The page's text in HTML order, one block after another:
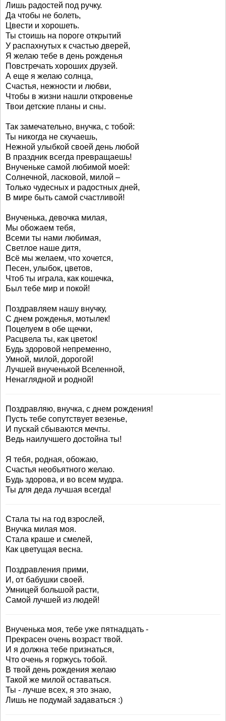
Лишь радостей под ручку.
Да чтобы не болеть,
Цвести и хорошеть.
Ты стоишь на пороге открытий
У распахнутых к счастью дверей,
Я желаю тебе в день рожденья
Повстречать хороших друзей.
А еще я желаю солнца,
Счастья, нежности и любви,
Чтобы в жизни нашли откровенье
Твои детские планы и сны.
Так замечательно, внучка, с тобой:
Ты никогда не скучаешь,
Нежной улыбкой своей день любой
В праздник всегда превращаешь!
Внученьке самой любимой моей:
Солнечной, ласковой, милой –
Только чудесных и радостных дней,
В мире быть самой счастливой!
Внученька, девочка милая,
Мы обожаем тебя,
Всеми ты нами любимая,
Светлое наше дитя,
Всё мы желаем, что хочется,
Песен, улыбок, цветов,
Чтоб ты играла, как кошечка,
Был тебе мир и покой!
Поздравляем нашу внучку,
С днем рожденья, мотылек!
Поцелуем в обе щечки,
Расцвела ты, как цветок!
Будь здоровой непременно,
Умной, милой, дорогой!
Лучшей внученькой Вселенной,
Ненаглядной и родной!
Поздравляю, внучка, с днем рождения!
Пусть тебе сопутствует везенье,
И пускай сбываются мечты.
Ведь наилучшего достойна ты!
Я тебя, родная, обожаю,
Счастья необъятного желаю.
Будь здорова, и во всем мудра.
Ты для деда лучшая всегда!
Стала ты на год взрослей,
Внучка милая моя.
Стала краше и смелей,
Как цветущая весна.
Поздравления прими,
И, от бабушки своей.
Умницей большой расти,
Самой лучшей из людей!
Внученька моя, тебе уже пятнадцать -
Прекрасен очень возраст твой.
И я должна тебе признаться,
Что очень я горжусь тобой.
В твой день рождения желаю
Такой же милой оставаться.
Ты - лучше всех, я это знаю,
Лишь не подумай задаваться :)